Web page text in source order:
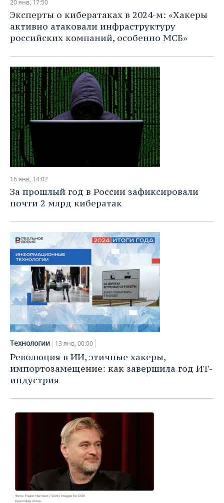
20 янв, 17:50
Эксперты о кибератаках в 2024-м: «Хакеры
активно атаковали инфраструктуру
российских компаний, особенно МСБ»
16 янв, 14:02
За прошлый год в России зафиксировали
почти 2 млрд кибератак
Технологии 13 янв, 00:00
Революция в ИИ, этичные хакеры,
импортозамещение: как завершила год ИТ-
индустрия